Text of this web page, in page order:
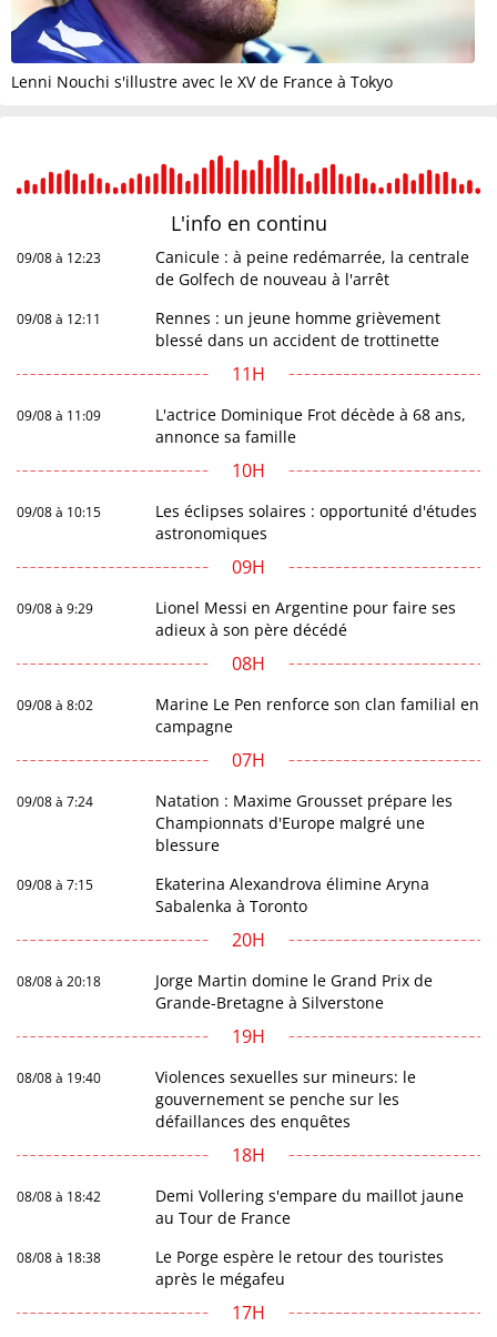
Lenni Nouchi s'illustre avec le XV de France à Tokyo
L'info en continu
09/08 à 12:23
Canicule : à peine redémarrée, la centrale
de Golfech de nouveau à l'arrêt
09/08 à 12:11
Rennes : un jeune homme grièvement
blessé dans un accident de trottinette
11H
09/08 à 11:09
L'actrice Dominique Frot décède à 68 ans,
annonce sa famille
10H
09/08 à 10:15
Les éclipses solaires : opportunité d'études
astronomiques
09H
09/08 à 9:29
Lionel Messi en Argentine pour faire ses
adieux à son père décédé
08H
09/08 à 8:02
Marine Le Pen renforce son clan familial en
campagne
07H
09/08 à 7:24
Natation : Maxime Grousset prépare les
Championnats d'Europe malgré une
blessure
09/08 à 7:15
Ekaterina Alexandrova élimine Aryna
Sabalenka à Toronto
20H
08/08 à 20:18
Jorge Martin domine le Grand Prix de
Grande-Bretagne à Silverstone
19H
08/08 à 19:40
Violences sexuelles sur mineurs: le
gouvernement se penche sur les
défaillances des enquêtes
18H
08/08 à 18:42
Demi Vollering s'empare du maillot jaune
au Tour de France
08/08 à 18:38
Le Porge espère le retour des touristes
après le mégafeu
17H